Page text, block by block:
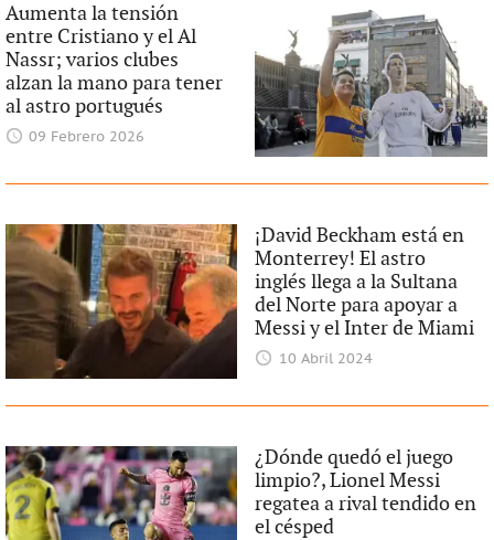
Aumenta la tensión
entre Cristiano y el Al
Nassr; varios clubes
alzan la mano para tener
al astro portugués
09 Febrero 2026
¡David Beckham está en
Monterrey! El astro
inglés llega a la Sultana
del Norte para apoyar a
Messi y el Inter de Miami
10 Abril 2024
¿Dónde quedó el juego
limpio?, Lionel Messi
regatea a rival tendido en
el césped